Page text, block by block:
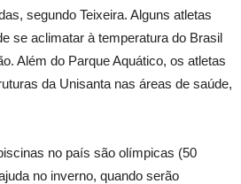
segundo Teixeira. Alguns atletas
se aclimatar à temperatura do Brasil
Além do Parque Aquático, os atletas
da Unisanta nas áreas de saúde,
no país são olímpicas (50
no inverno, quando serão